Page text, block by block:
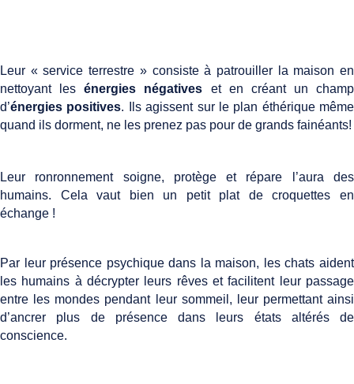
Leur « service terrestre » consiste à patrouiller la maison en
nettoyant lesénergies négatives et en créant un champ
d’énergies positives. Ils agissent sur le plan éthérique même
quand ils dorment, ne les prenez pas pour de grands fainéants!
Leur ronronnement soigne, protège et répare l’aura des
humains. Cela vaut bien un petit plat de croquettes en
échange !
Par leur présence psychique dans la maison, les chats aident
les humains à décrypter leurs rêves et facilitent leur passage
entre les mondes pendant leur sommeil, leur permettant ainsi
d’ancrer plus de présence dans leurs états altérés de
conscience.